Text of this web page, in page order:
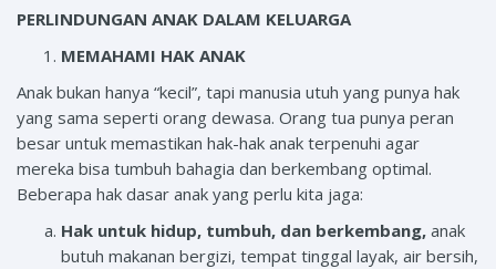
PERLINDUNGAN ANAK DALAM KELUARGA
MEMAHAMI HAK ANAK
Anak bukan hanya “kecil”, tapi manusia utuh yang punya hak
yang sama seperti orang dewasa. Orang tua punya peran
besar untuk memastikan hak-hak anak terpenuhi agar
mereka bisa tumbuh bahagia dan berkembang optimal.
Beberapa hak dasar anak yang perlu kita jaga:
Hak untuk hidup, tumbuh, dan berkembang, anak
butuh makanan bergizi, tempat tinggal layak, air bersih,